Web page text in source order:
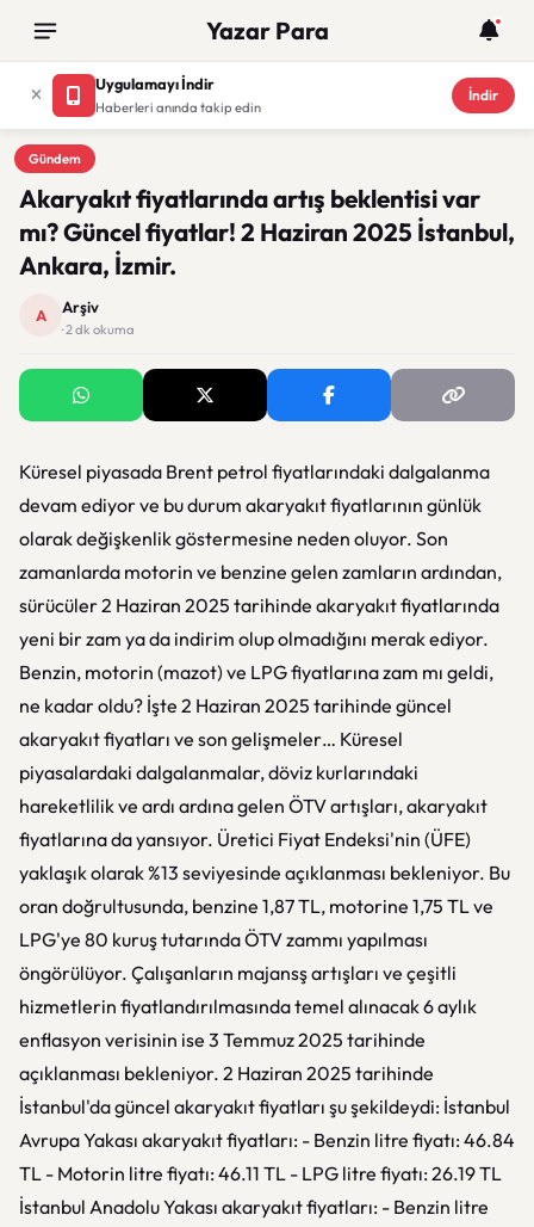
Yazar Para
Uygulamayı İndir
Haberleri anında takip edin
İndir
Gündem
Gündem
Akaryakıt fiyatlarında artış beklentisi var
mı? Güncel fiyatlar! 2 Haziran 2025 İstanbul,
Ankara, İzmir.
A Arşiv
· 2 dk okuma
Küresel piyasada Brent petrol fiyatlarındaki dalgalanma
devam ediyor ve bu durum akaryakıt fiyatlarının günlük
olarak değişkenlik göstermesine neden oluyor. Son
zamanlarda motorin ve benzine gelen zamların ardından,
sürücüler 2 Haziran 2025 tarihinde akaryakıt fiyatlarında
yeni bir zam ya da indirim olup olmadığını merak ediyor.
Benzin, motorin (mazot) ve LPG fiyatlarına zam mı geldi,
ne kadar oldu? İşte 2 Haziran 2025 tarihinde güncel
akaryakıt fiyatları ve son gelişmeler… Küresel
piyasalardaki dalgalanmalar, döviz kurlarındaki
hareketlilik ve ardı ardına gelen ÖTV artışları, akaryakıt
fiyatlarına da yansıyor. Üretici Fiyat Endeksi'nin (ÜFE)
yaklaşık olarak %13 seviyesinde açıklanması bekleniyor. Bu
oran doğrultusunda, benzine 1,87 TL, motorine 1,75 TL ve
LPG'ye 80 kuruş tutarında ÖTV zammı yapılması
öngörülüyor. Çalışanların majansş artışları ve çeşitli
hizmetlerin fiyatlandırılmasında temel alınacak 6 aylık
enflasyon verisinin ise 3 Temmuz 2025 tarihinde
açıklanması bekleniyor. 2 Haziran 2025 tarihinde
İstanbul'da güncel akaryakıt fiyatları şu şekildeydi: İstanbul
Avrupa Yakası akaryakıt fiyatları: - Benzin litre fiyatı: 46.84
TL - Motorin litre fiyatı: 46.11 TL - LPG litre fiyatı: 26.19 TL
İstanbul Anadolu Yakası akaryakıt fiyatları: - Benzin litre